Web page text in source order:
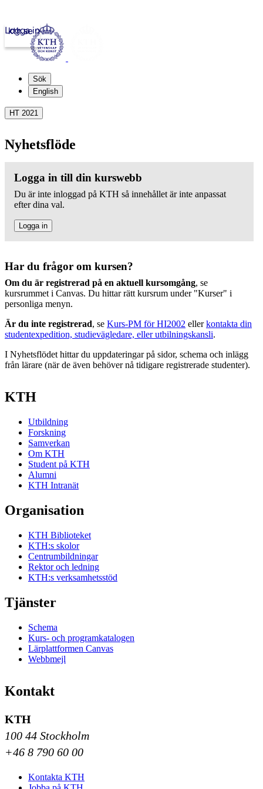
kth.se
Logga in
Sök
English
HT 2021
Nyhetsflöde
Logga in till din kurswebb
Du är inte inloggad på KTH så innehållet är inte anpassat
efter dina val.
Logga in
Har du frågor om kursen?
Om du är registrerad på en aktuell kursomgång, se
kursrummet i Canvas. Du hittar rätt kursrum under "Kurser" i
personliga menyn.
Är du inte registrerad, se Kurs-PM för HI2002 ellerkontakta din
studentexpedition, studievägledare, eller utbilningskansli.
I Nyhetsflödet hittar du uppdateringar på sidor, schema och inlägg
från lärare (när de även behöver nå tidigare registrerade studenter).
KTH
Utbildning
Forskning
Samverkan
Om KTH
Student på KTH
Alumni
KTH Intranät
Organisation
KTH Biblioteket
KTH:s skolor
Centrumbildningar
Rektor och ledning
KTH:s verksamhetsstöd
Tjänster
Schema
Kurs- och programkatalogen
Lärplattformen Canvas
Webbmejl
Kontakt
KTH
100 44 Stockholm
+46 8 790 60 00
Kontakta KTH